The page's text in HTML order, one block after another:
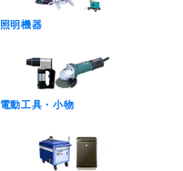
照明機器
電動工具・小物